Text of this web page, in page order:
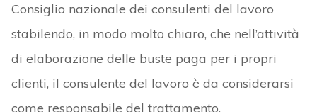
Consiglio nazionale dei consulenti del lavoro
stabilendo, in modo molto chiaro, che nell’attività
di elaborazione delle buste paga per i propri
clienti, il consulente del lavoro è da considerarsi
come responsabile del trattamento.